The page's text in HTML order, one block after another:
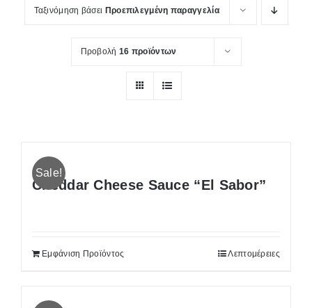
Ταξινόμηση βάσει Προεπιλεγμένη παραγγελία
Προβολή 16 προϊόντων
Sale!
Cheddar Cheese Sauce “El Sabor”
Εμφάνιση Προϊόντος Λεπτομέρειες